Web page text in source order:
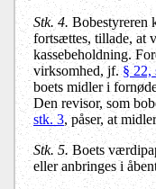
Stk. 4. Bobestyreren
fortsættes, tillade, at
kassebeholdning.
virksomhed, jf.§ 22,
boets midler i
Den revisor, som
stk. 3, påser, at
Stk. 5. Boets
eller anbringes i